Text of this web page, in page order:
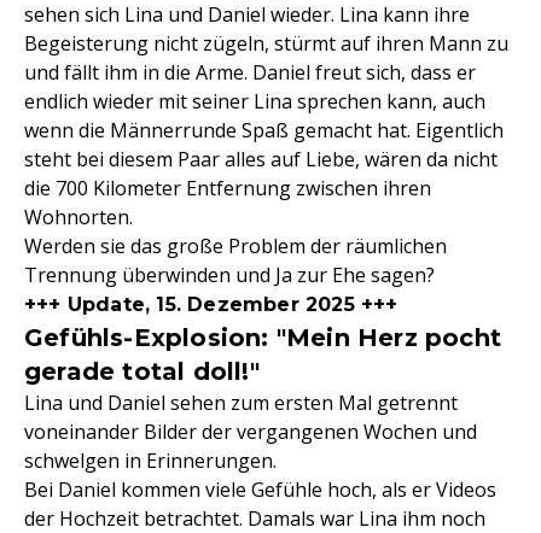
sehen sich Lina und Daniel wieder. Lina kann ihre
Begeisterung nicht zügeln, stürmt auf ihren Mann zu
und fällt ihm in die Arme. Daniel freut sich, dass er
endlich wieder mit seiner Lina sprechen kann, auch
wenn die Männerrunde Spaß gemacht hat. Eigentlich
steht bei diesem Paar alles auf Liebe, wären da nicht
die 700 Kilometer Entfernung zwischen ihren
Wohnorten.
Werden sie das große Problem der räumlichen
Trennung überwinden und Ja zur Ehe sagen?
+++ Update, 15. Dezember 2025 +++
Gefühls-Explosion: "Mein Herz pocht
gerade total doll!"
Lina und Daniel sehen zum ersten Mal getrennt
voneinander Bilder der vergangenen Wochen und
schwelgen in Erinnerungen.
Bei Daniel kommen viele Gefühle hoch, als er Videos
der Hochzeit betrachtet. Damals war Lina ihm noch